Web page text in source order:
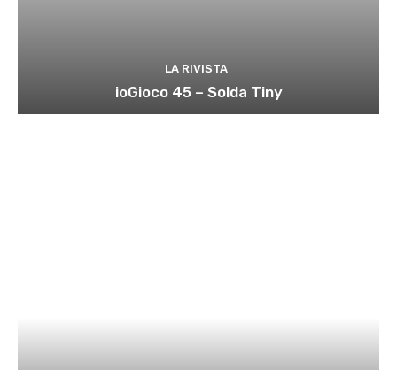
LA RIVISTA
ioGioco 45 – Solda Tiny